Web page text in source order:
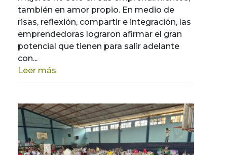
también en amor propio. En medio de
risas, reflexión, compartir e integración, las
emprendedoras lograron afirmar el gran
potencial que tienen para salir adelante
con...
Leer más